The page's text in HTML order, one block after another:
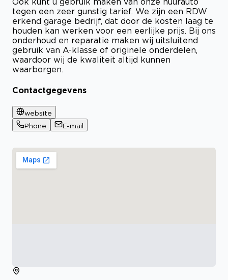
tegen een zeer gunstig tarief. We zijn een RDW
erkend garage bedrijf, dat door de kosten laag te
houden kan werken voor een eerlijke prijs. Bij ons
onderhoud en reparatie maken wij uitsluitend
gebruik van A-klasse of originele onderdelen,
waardoor wij de kwaliteit altijd kunnen
waarborgen.
Contactgegevens
website
Phone
E-mail